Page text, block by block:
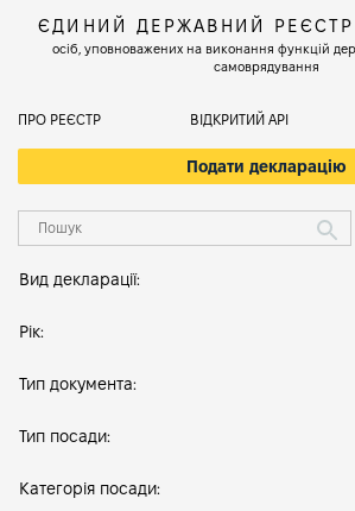
ЄДИНИЙ ДЕРЖАВНИЙ РЕЄСТР
осіб, уповноважених на виконання функцій
самоврядування
ПРО РЕЄСТР ВІДКРИТИЙ АРІ
Подати декларацію
Вид декларації:
Рік:
Тип документа:
Тип посади:
Категорія посади: